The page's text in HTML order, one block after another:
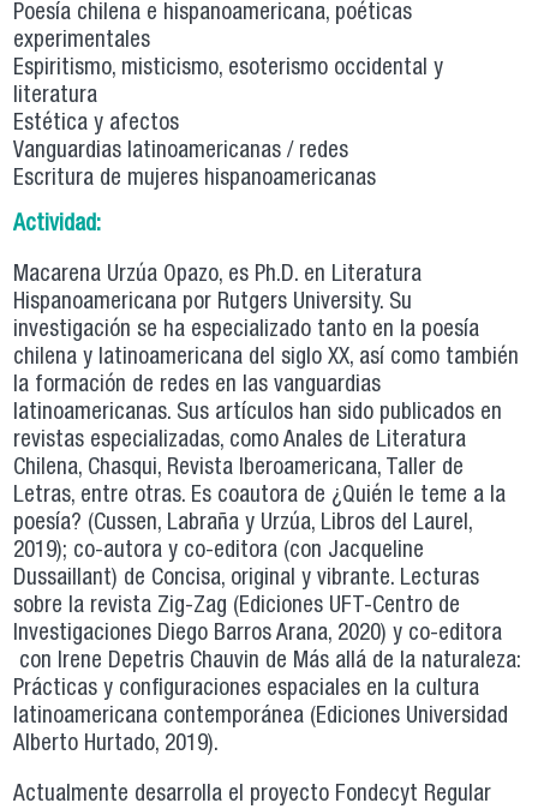
Poesía chilena e hispanoamericana, poéticas
experimentales
Espiritismo, misticismo, esoterismo occidental y
literatura
Estética y afectos
Vanguardias latinoamericanas / redes
Escritura de mujeres hispanoamericanas
Actividad:
Macarena Urzúa Opazo, es Ph.D. en Literatura
Hispanoamericana por Rutgers University. Su
investigación se ha especializado tanto en la poesía
chilena y latinoamericana del siglo XX, así como también
la formación de redes en las vanguardias
latinoamericanas. Sus artículos han sido publicados en
revistas especializadas, como Anales de Literatura
Chilena, Chasqui, Revista Iberoamericana, Taller de
Letras, entre otras. Es coautora de ¿Quién le teme a la
poesía? (Cussen, Labraña y Urzúa, Libros del Laurel,
2019); co-autora y co-editora (con Jacqueline
Dussaillant) de Concisa, original y vibrante. Lecturas
sobre la revista Zig-Zag (Ediciones UFT-Centro de
Investigaciones Diego Barros Arana, 2020) y co-editora
con Irene Depetris Chauvin de Más allá de la naturaleza:
Prácticas y configuraciones espaciales en la cultura
latinoamericana contemporánea (Ediciones Universidad
Alberto Hurtado, 2019).
Actualmente desarrolla el proyecto Fondecyt Regular